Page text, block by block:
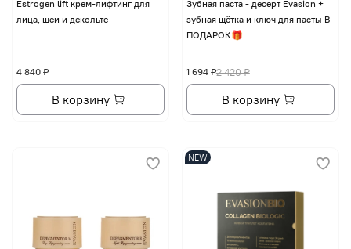
Еstrogen lift крем-лифтинг для
лица, шеи и декольте
4 840 ₽
В корзину
Зубная паста - десерт Evasion +
зубная щётка и ключ для пасты В
ПОДАРОК🎁
2 420 ₽
1 694 ₽
В корзину
NEW